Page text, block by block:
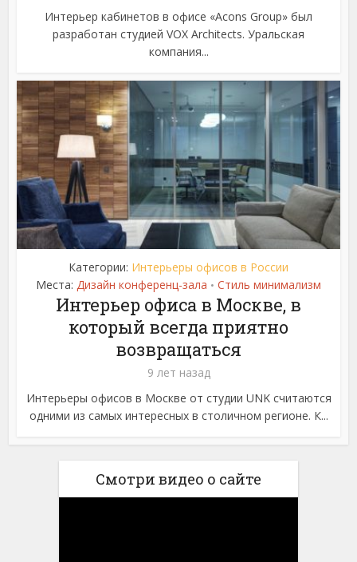
Интерьер кабинетов в офисе «Acons Group» был
разработан студией VOX Architects. Уральская
компания...
Категории: Интерьеры офисов в России
Места: Дизайн конференц-зала • Стиль минимализм
Интерьер офиса в Москве, в
который всегда приятно
возвращаться
9 лет назад
Интерьеры офисов в Москве от студии UNK считаются
одними из самых интересных в столичном регионе. К...
Смотри видео о сайте